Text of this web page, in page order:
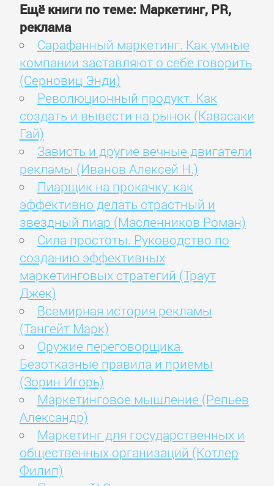
Ещё книги по теме: Маркетинг, PR,
реклама
Сарафанный маркетинг. Как умные
компании заставляют о себе говорить
(Серновиц Энди)
Революционный продукт. Как
создать и вывести на рынок (Кавасаки
Гай)
Зависть и другие вечные двигатели
рекламы (Иванов Алексей Н.)
Пиарщик на прокачку: как
эффективно делать страстный и
звездный пиар (Масленников Роман)
Сила простоты. Руководство по
созданию эффективных
маркетинговых стратегий (Траут
Джек)
Всемирная история рекламы
(Тангейт Марк)
Оружие переговорщика.
Безотказные правила и приемы
(Зорин Игорь)
Маркетинговое мышление (Репьев
Александр)
Маркетинг для государственных и
общественных организаций (Котлер
Филип)